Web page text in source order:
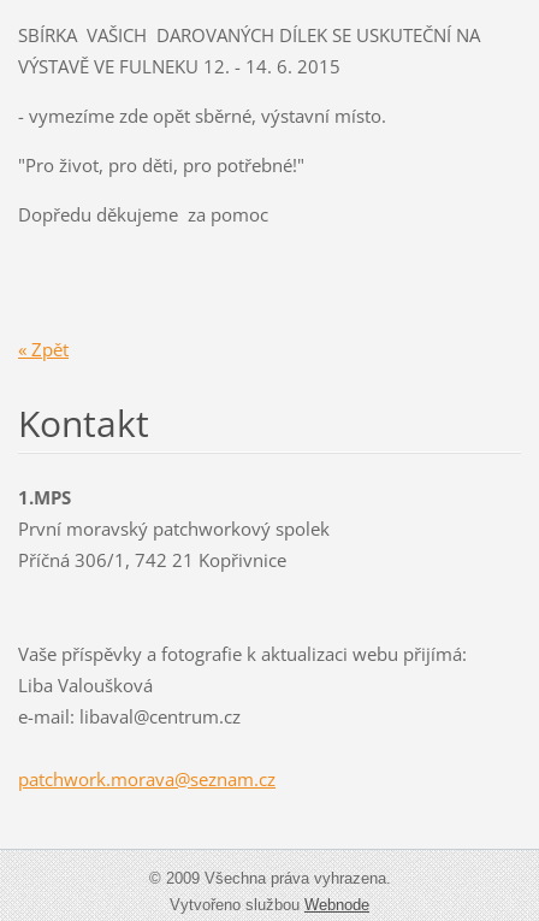
SBÍRKA VAŠICH DAROVANÝCH DÍLEK SE USKUTEČNÍ NA
VÝSTAVĚ VE FULNEKU 12. - 14. 6. 2015
- vymezíme zde opět sběrné, výstavní místo.
"Pro život, pro děti, pro potřebné!"
Dopředu děkujeme za pomoc
« Zpět
Kontakt
1.MPS
První moravský patchworkový spolek
Příčná 306/1, 742 21 Kopřivnice
Vaše příspěvky a fotografie k aktualizaci webu přijímá:
Liba Valoušková
e-mail: libaval@centrum.cz
patchwork.morava@seznam.cz
© 2009 Všechna práva vyhrazena.
Vytvořeno službouWebnode